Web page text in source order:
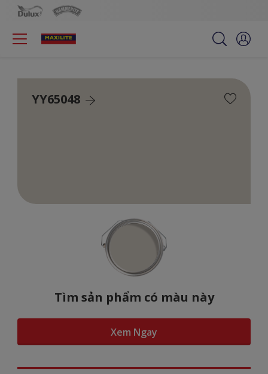
YY65048
Tìm sản phẩm có màu này
Xem Ngay